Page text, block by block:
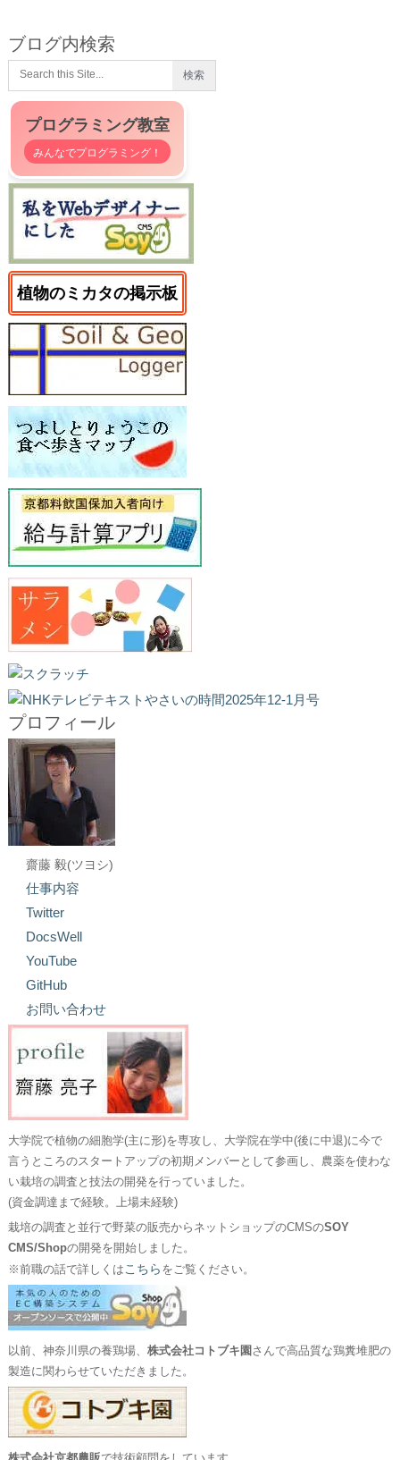
ブログ内検索
プログラミング教室
みんなでプログラミング！
植物のミカタの掲示板
プロフィール
齋藤 毅(ツヨシ)
仕事内容
Twitter
DocsWell
YouTube
GitHub
お問い合わせ
大学院で植物の細胞学(主に形)を専攻し、大学院在学中(後に中退)に今で
言うところのスタートアップの初期メンバーとして参画し、農薬を使わな
い栽培の調査と技法の開発を行っていました。
(資金調達まで経験。上場未経験)
栽培の調査と並行で野菜の販売からネットショップのCMSのSOY
CMS/Shopの開発を開始しました。
※前職の話で詳しくは こちら をご覧ください。
以前、神奈川県の養鶏場、 株式会社コトブキ園 さんで高品質な鶏糞堆肥の
製造に関わらせていただきました。